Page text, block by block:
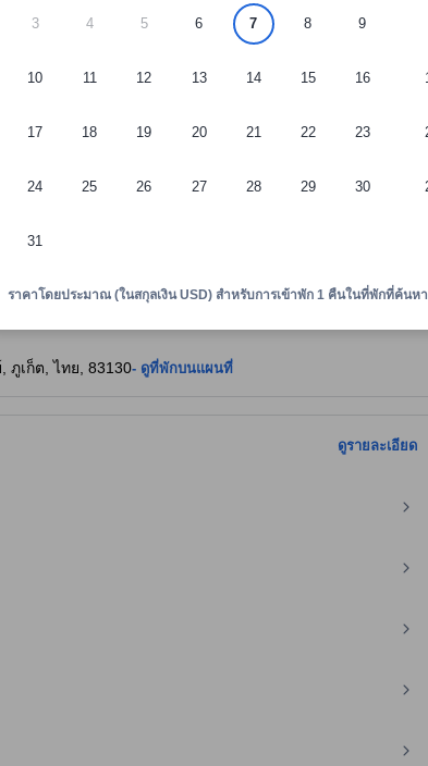
3 4 5 6 7 8 9
10 11 12 13 14 15 16
17 18 19 20 21 22 23
24 25 26 27 28 29 30
31
ราคาโดยประมาณ (ในสกุลเงิน USD) สำหรับการเข้าพัก 1 คืนในที่พักที่ค้นหา
ทั้งหมด
Villas Suite Service
ภูเก็ต, ไทย, 83130- ดูที่พักบนแผนที่
ดูรายละเอียด